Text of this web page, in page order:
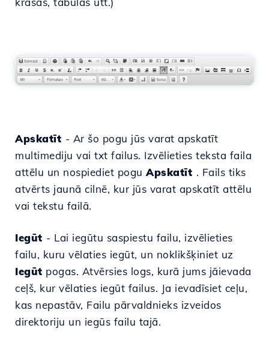
Apskatīt - Ar šo pogu jūs varat apskatīt
multimediju vai txt failus. Izvēlieties teksta faila
attēlu un nospiediet poguApskatīt . Fails tiks
atvērts jaunā cilnē, kur jūs varat apskatīt attēlu
vai tekstu failā.
Iegūt - Lai iegūtu saspiestu failu, izvēlieties
failu, kuru vēlaties iegūt, un noklikšķiniet uz
Iegūt pogas. Atvērsies logs, kurā jums jāievada
ceļš, kur vēlaties iegūt failus. Ja ievadīsiet ceļu,
kas nepastāv, Failu pārvaldnieks izveidos
direktoriju un iegūs failu tajā.